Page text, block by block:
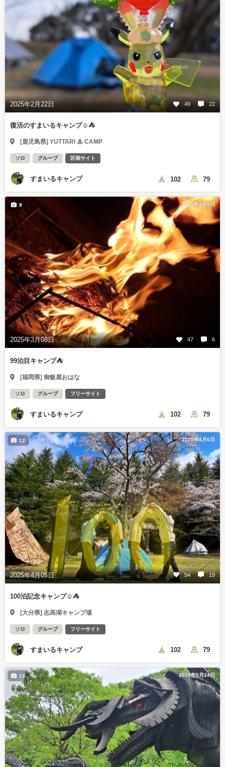
2025年2月22日 49 22
復活のすまいるキャンプ☺️⛺
[鹿児島県] YUTTARI ♨ CAMP
ソロ グループ 区画サイト
すまいるキャンプ 102 79
2025年3月8日
2025年3月08日 47 6
9
99泊目キャンプ⛺
[福岡県] 御飯屋おはな
ソロ グループ フリーサイト
すまいるキャンプ 102 79
2025年4月6日
2025年4月05日 54 19
12
100泊記念キャンプ☺️⛺
[大分県] 志高湖キャンプ場
ソロ グループ フリーサイト
すまいるキャンプ 102 79
2025年5月24日
14